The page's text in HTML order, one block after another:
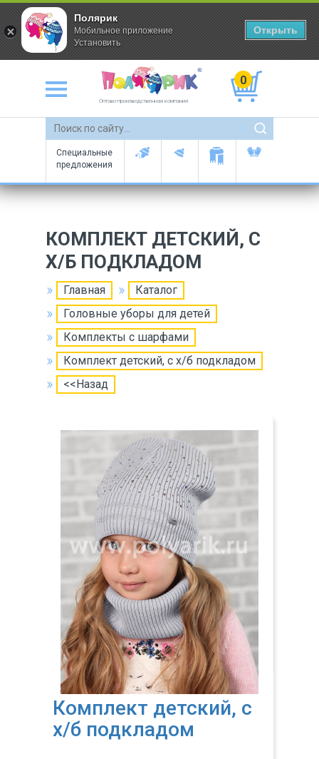
Оптово-производственная компания
0
Специальные
предложения
КОМПЛЕКТ ДЕТСКИЙ, С
Х/Б ПОДКЛАДОМ
Главная
Каталог
Головные уборы для детей
Комплекты с шарфами
Комплект детский, с х/б подкладом
<<Назад
Комплект детский, с
х/б подкладом
Полярик
Мобильное приложение
Установить
Открыть